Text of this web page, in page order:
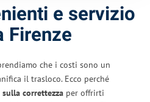
e servizio
Firenze
che i costi sono un
il trasloco. Ecco perché
sulla correttezza per offrirti